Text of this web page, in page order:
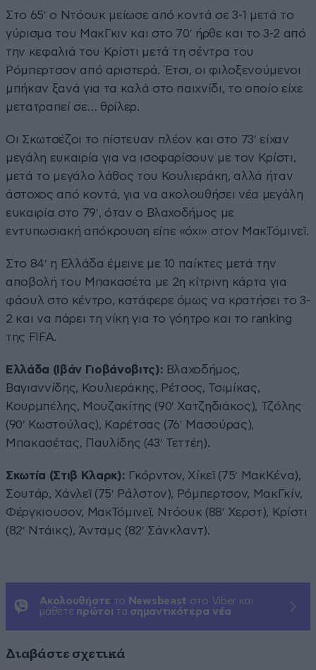
Στο 65′ ο Ντόουκ μείωσε από κοντά σε 3-1 μετά το
γύρισμα του ΜακΓκιν και στο 70′ ήρθε και το 3-2 από
την κεφαλιά του Κρίστι μετά τη σέντρα του
Ρόμπερτσον από αριστερά. Έτσι, οι φιλοξενούμενοι
μπήκαν ξανά για τα καλά στο παιχνίδι, το οποίο είχε
μετατραπεί σε… θρίλερ.
Οι Σκωτσέζοι το πίστευαν πλέον και στο 73′ είχαν
μεγάλη ευκαιρία για να ισοφαρίσουν με τον Κρίστι,
μετά το μεγάλο λάθος του Κουλιεράκη, αλλά ήταν
άστοχος από κοντά, για να ακολουθήσει νέα μεγάλη
ευκαιρία στο 79′, όταν ο Βλαχοδήμος με
εντυπωσιακή απόκρουση είπε «όχι» στον ΜακΤόμινεϊ.
Στο 84′ η Ελλάδα έμεινε με 10 παίκτες μετά την
αποβολή του Μπακασέτα με 2η κίτρινη κάρτα για
φάουλ στο κέντρο, κατάφερε όμως να κρατήσει το 3-
2 και να πάρει τη νίκη για το γόητρο και το ranking
της FIFA.
Ελλάδα (Ιβάν Γιοβάνοβιτς): Βλαχοδήμος,
Βαγιαννίδης, Κουλιεράκης, Ρέτσος, Τσιμίκας,
Κουρμπέλης, Μουζακίτης (90′ Χατζηδιάκος), Τζόλης
(90′ Κωστούλας), Καρέτσας (76′ Μασούρας),
Μπακασέτας, Παυλίδης (43′ Τεττέη).
Σκωτία (Στιβ Κλαρκ): Γκόρντον, Χίκεϊ (75′ ΜακKένα),
Σουτάρ, Χάνλεϊ (75′ Ράλστον), Ρόμπερτσον, ΜακΓκίν,
Φέργκιουσον, ΜακΤόμινεϊ, Ντόουκ (88′ Χερστ), Κρίστι
(82′ Ντάικς), Άνταμς (82′ Σάνκλαντ).
Ακολουθήστε το Newsbeast στο Viber και
μάθετε πρώτοι τα σημαντικότερα νέα
Διαβάστε σχετικά